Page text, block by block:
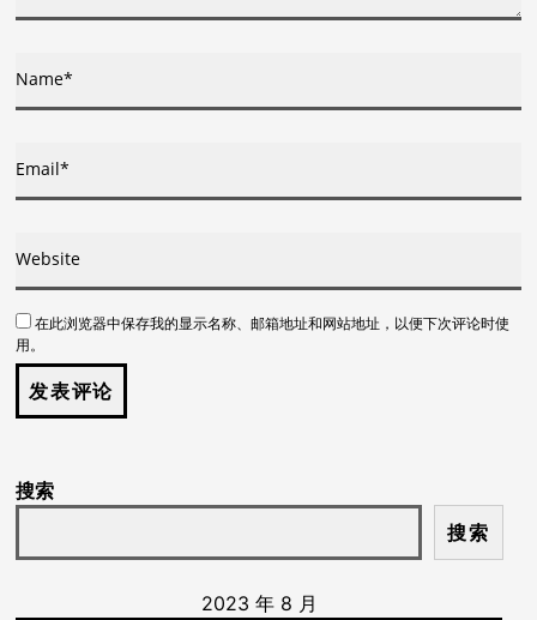
在此浏览器中保存我的显示名称、邮箱地址和网站地址，以便下次评论时使
用。
搜索
搜索
2023 年 8 月